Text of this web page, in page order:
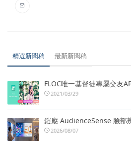
精選新聞稿 最新新聞稿
FLOC唯一基督徒專屬交友
2021/03/29
鎧應 AudienceSense 臉部
2026/08/07